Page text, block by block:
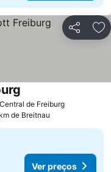
Partilhar
de Freiburg
de Breitnau
Ver preços